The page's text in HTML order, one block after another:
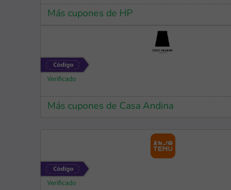
Más cupones de HP
Más cupones de Casa Andina